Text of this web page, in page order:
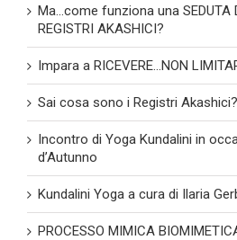
Ma…come funziona una SEDUTA
REGISTRI AKASHICI?
Impara a RICEVERE…NON
Sai cosa sono i Registri Akashici?
Incontro di Yoga Kundalini in
d’Autunno
Kundalini Yoga a cura di Ilaria
PROCESSO MIMICA